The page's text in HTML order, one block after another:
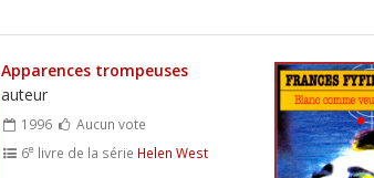
Apparences trompeuses
auteur
1996
Aucun vote
6e livre de la série Helen West